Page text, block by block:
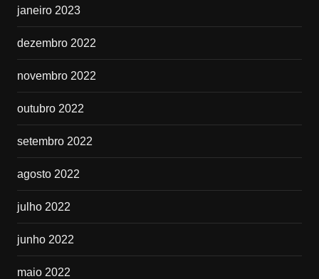
janeiro 2023
dezembro 2022
novembro 2022
outubro 2022
setembro 2022
agosto 2022
julho 2022
junho 2022
maio 2022